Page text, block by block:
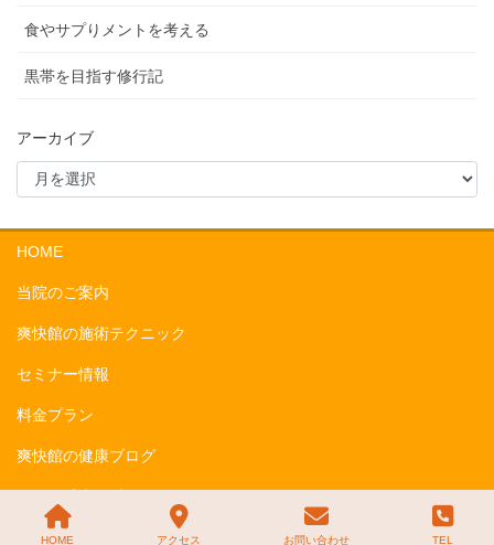
食やサプりメントを考える
黒帯を目指す修行記
アーカイブ
HOME
当院のご案内
爽快館の施術テクニック
セミナー情報
料金プラン
爽快館の健康ブログ
お問い合わせ
HOME アクセス お問い合わせ TEL